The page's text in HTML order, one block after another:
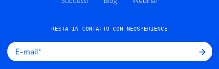
RESTA IN CONTATTO CON NEOSPERIENCE